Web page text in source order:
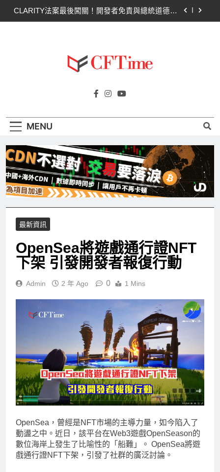
CLARITY法案最後闖關！開發者免責與總統道德條
CLARITY法案道德條款談判陷僵局！Warren正式
要求SEC調查特朗普迷因幣
CLARITY法案最後闖關！開發者免責與總統道德條
比特幣失守關鍵阻力帶！50日SMA及斐波那契
要求SEC調查特朗普迷因幣
Circle Q2逆轉虧損 惟遭摩根士丹利狠砍目標價 市
場聚焦流通量萎縮
Cftime.io
AI（ChatGPT）、區塊鏈、NFT、加密貨
MENU
最新資訊
OpenSea將遊戲通行證NFT
下架 引發開發者報復行動
Admin 2 年 Ago 0 1 Mins
OpenSea，曾經是NFT市場的主導力量，如今陷入了
動盪之中。近日，該平台在Web3遊戲OpenSeason的
數位海岸上發生了比喻性的「船難」。 OpenSea將遊
戲通行證NFT下架，引發了社群的廣泛討論。